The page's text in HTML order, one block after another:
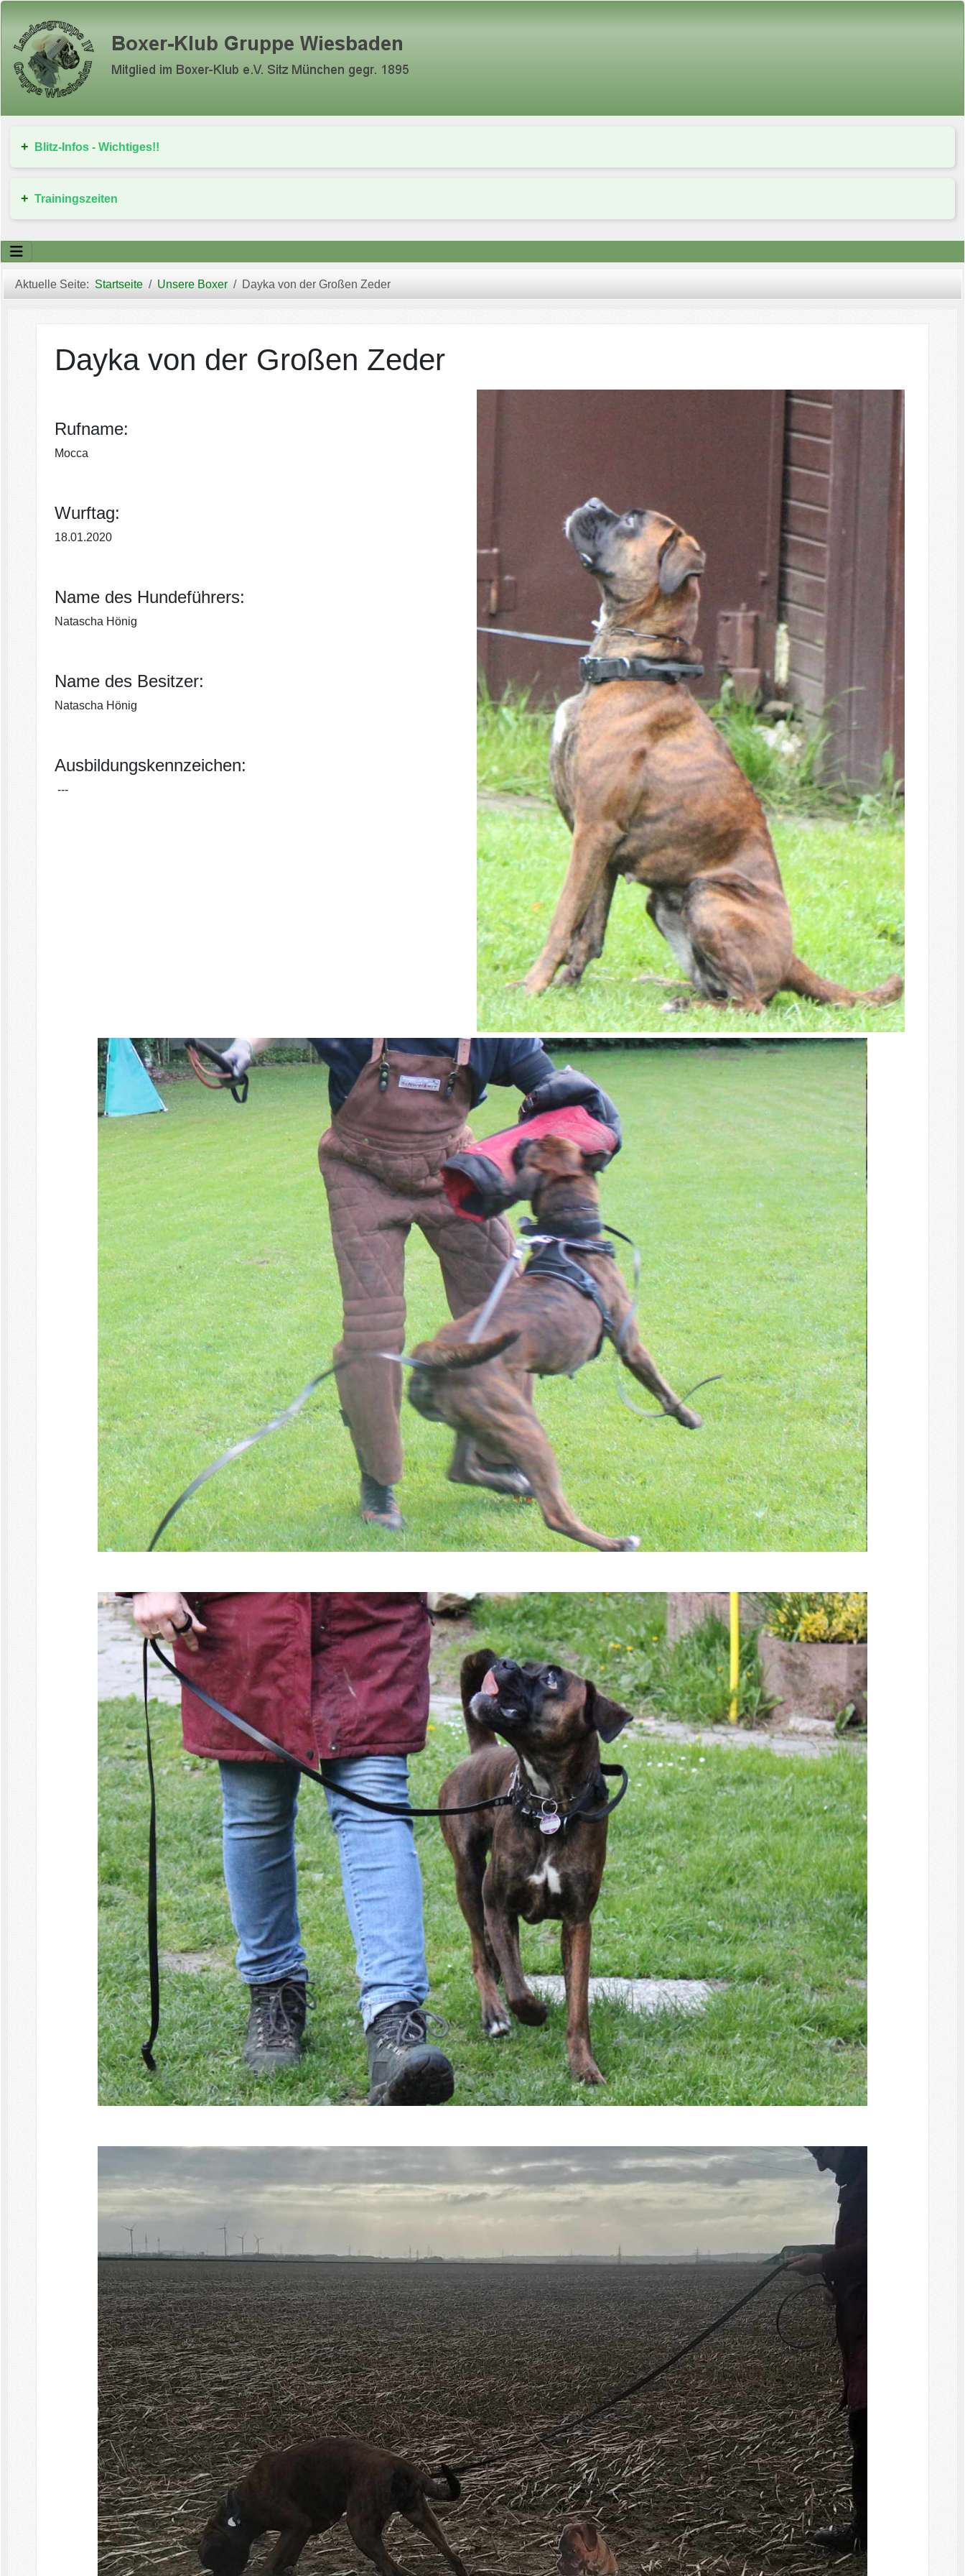
Blitz-Infos - Wichtiges!!
Trainingszeiten
Aktuelle Seite: Startseite Unsere Boxer Dayka von der Großen Zeder
Dayka von der Großen Zeder
Rufname:
Mocca
Wurftag:
18.01.2020
Name des Hundeführers:
Natascha Hönig
Name des Besitzer:
Natascha Hönig
Ausbildungskennzeichen:
---